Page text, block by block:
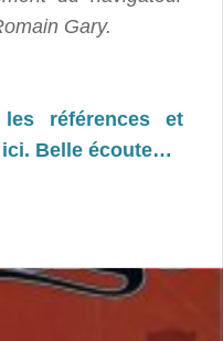
Gary.
références et
ici. Belle écoute…